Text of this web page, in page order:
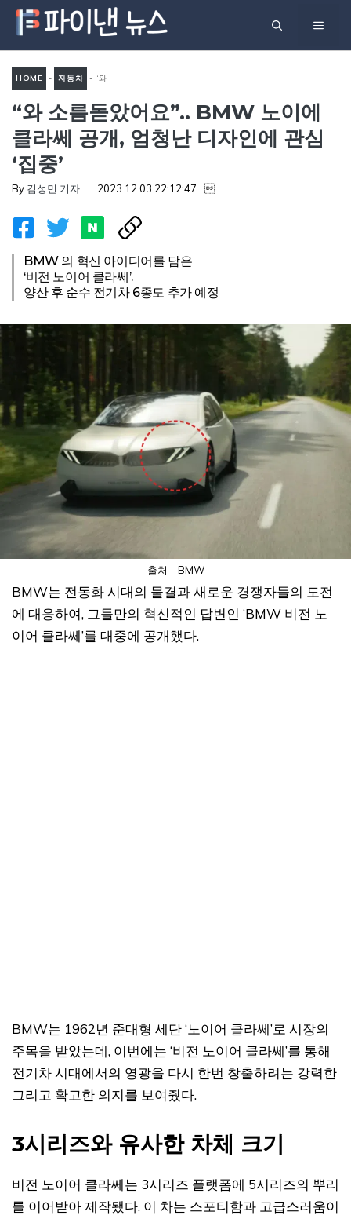
츠
메
HOME - 자동차 - “와
소름돋았어요”.. BMW 노이에
클라쎄 공개, 엄청난 디자인에
관심 ‘집중’
“와 소름돋았어요”.. BMW 노이에
클라쎄 공개, 엄청난 디자인에 관심
‘집중’
By 김성민 기자 2023.12.03 22:12:47 
BMW 의 혁신 아이디어를 담은
‘비전 노이어 클라쎄’.
양산 후 순수 전기차 6종도 추가 예정
출처 – BMW
BMW는 전동화 시대의 물결과 새로운 경쟁자들의 도전
에 대응하여, 그들만의 혁신적인 답변인 ‘BMW 비전 노
이어 클라쎄’를 대중에 공개했다.
BMW는 1962년 준대형 세단 ‘노이어 클라쎄’로 시장의
주목을 받았는데, 이번에는 ‘비전 노이어 클라쎄’를 통해
전기차 시대에서의 영광을 다시 한번 창출하려는 강력한
그리고 확고한 의지를 보여줬다.
3시리즈와 유사한 차체 크기
비전 노이어 클라쎄는 3시리즈 플랫폼에 5시리즈의 뿌리
를 이어받아 제작됐다. 이 차는 스포티함과 고급스러움이